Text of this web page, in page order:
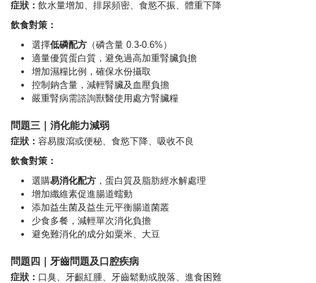
症狀： 飲水量增加、排尿頻密、食慾不振、體重下降
飲食對策：
選擇低磷配方 （磷含量 0.3-0.6%）
適量優質蛋白質，避免過高加重腎臟負擔
增加濕糧比例，確保水份攝取
控制鈉含量，減輕腎臟及血壓負擔
嚴重腎病需諮詢獸醫使用處方腎臟糧
問題三｜消化能力減弱
症狀： 容易腹瀉或便秘、食慾下降、吸收不良
飲食對策：
選購易消化配方 ，蛋白質及脂肪經水解處理
增加纖維素促進腸道蠕動
添加益生菌及益生元平衡腸道菌叢
少食多餐，減輕單次消化負擔
避免難消化的成分如粟米、大豆
問題四｜牙齒問題及口腔疾病
症狀： 口臭、牙齦紅腫、牙齒鬆動或脫落、進食困難